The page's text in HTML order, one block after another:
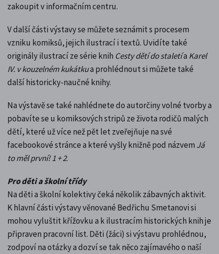
zakoupit v informačním centru.
V další části výstavy se můžete seznámit s procesem
vzniku komiksů, jejich ilustrací i textů. Uvidíte také
originály ilustrací ze série knih Cesty dětí do staletía Karel
IV. v kouzelném kukátkua prohlédnout si můžete také
další historicky-naučné knihy.
Na výstavě se také nahlédnete do autorčiny volné tvorby a
pobavíte se u komiksových stripů ze života rodičů malých
dětí, které už více než pět let zveřejňuje na své
facebookové stránce a které vyšly knižně pod názvem Já
to měl první! 1 + 2.
Pro děti a školní třídy
Na děti a školní kolektivy čeká několik zábavných aktivit.
K hlavní části výstavy věnované Bedřichu Smetanovi si
mohou vyluštit křížovku a k ilustracím historických knih je
připraven pracovní list. Děti (žáci) si výstavu prohlédnou,
zodpoví na otázky a dozví se tak něco zajímavého o naší